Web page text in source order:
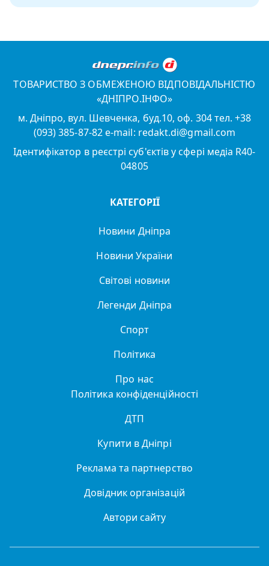
ТОВАРИСТВО З ОБМЕЖЕНОЮ ВІДПОВІДАЛЬНІСТЮ
«ДНІПРО.ІНФО»
м. Дніпро, вул. Шевченка, буд.10, оф. 304 тел. +38
(093) 385-87-82 e-mail: redakt.di@gmail.com
Ідентифікатор в реєстрі суб'єктів у сфері медіа R40-
04805
КАТЕГОРІЇ
Новини Дніпра
Новини України
Світові новини
Легенди Дніпра
Спорт
Політика
Про нас
Політика конфіденційності
ДТП
Купити в Дніпрі
Реклама та партнерство
Довідник організацій
Автори сайту